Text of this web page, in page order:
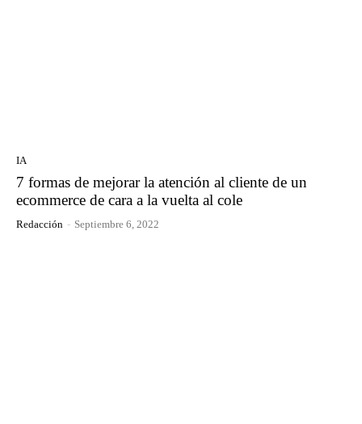
IA
7 formas de mejorar la atención al cliente de un
ecommerce de cara a la vuelta al cole
Redacción - Septiembre 6, 2022